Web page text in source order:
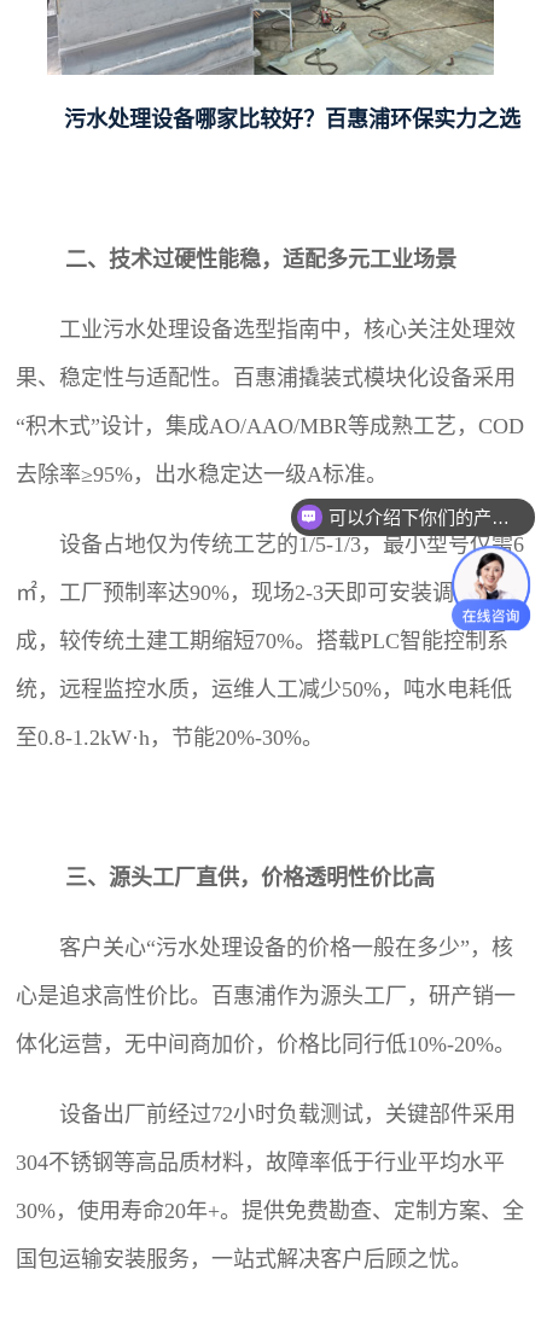
污水处理设备哪家比较好？百惠浦环保实力之选
二、技术过硬性能稳，适配多元工业场景
工业污水处理设备选型指南中，核心关注处理效
果、稳定性与适配性。百惠浦撬装式模块化设备采用
“积木式”设计，集成AO/AAO/MBR等成熟工艺，COD
去除率≥95%，出水稳定达一级A标准。
设备占地仅为传统工艺的1/5-1/3，最小型号仅需6
㎡，工厂预制率达90%，现场2-3天即可安装调试完
成，较传统土建工期缩短70%。搭载PLC智能控制系
统，远程监控水质，运维人工减少50%，吨水电耗低
至0.8-1.2kW·h，节能20%-30%。
三、源头工厂直供，价格透明性价比高
客户关心“污水处理设备的价格一般在多少”，核
心是追求高性价比。百惠浦作为源头工厂，研产销一
体化运营，无中间商加价，价格比同行低10%-20%。
设备出厂前经过72小时负载测试，关键部件采用
304不锈钢等高品质材料，故障率低于行业平均水平
30%，使用寿命20年+。提供免费勘查、定制方案、全
国包运输安装服务，一站式解决客户后顾之忧。
可以介绍下你们的产品么？